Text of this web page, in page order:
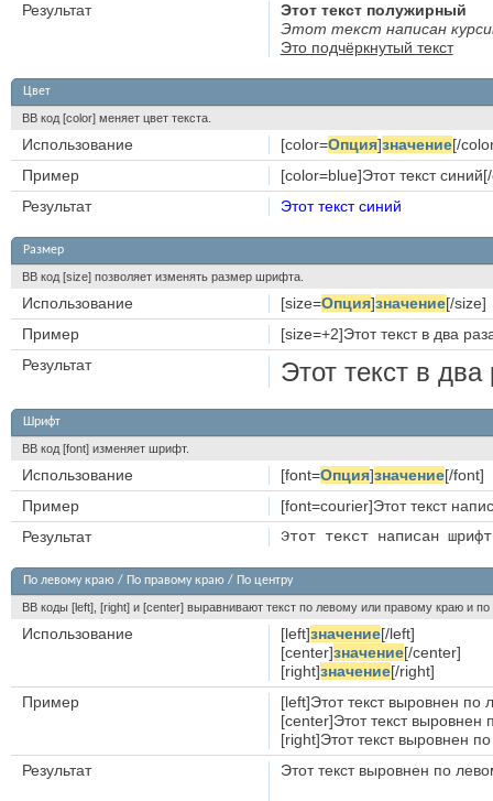
Этот текст полужирный
Этот текст написан
Это подчёркнутый текст
Результат
Цвет
BB код [color] меняет цвет текста.
[color=Опция]значение[/
Использование
[color=blue]Этот текст
Пример
Этот текст синий
Результат
Размер
BB код [size] позволяет изменять размер шрифта.
[size=Опция]значение[/size]
Использование
[size=+2]Этот текст в два
Пример
Этот текст в
Результат
Шрифт
BB код [font] изменяет шрифт.
[font=Опция]значение[/font]
Использование
[font=courier]Этот текст
Пример
Этот текст написан
Результат
По левому краю / По правому краю / По центру
BB коды [left], [right] и [center] выравнивают текст по левому или правому краю и по
[left]значение[/left]
[center]значение[/center]
[right]значение[/right]
Использование
[left]Этот текст выровнен по
[center]Этот текст выровнен
[right]Этот текст выровнен
Пример
Этот текст выровнен по
Результат